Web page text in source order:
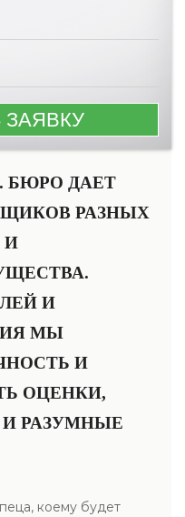
БЮРО ДАЕТ
РАЗНЫХ
И
И
МЫ
И
ОЦЕНКИ,
И РАЗУМНЫЕ
коему будет